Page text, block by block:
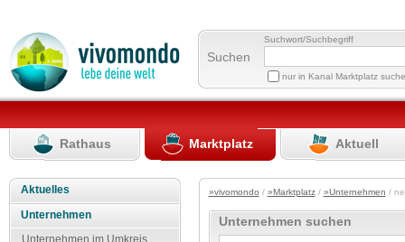
Suchen
Suchwort/Suchbegriff
nur in Kanal Marktplatz
Rathaus Marktplatz Aktuell
Aktuelles
Unternehmen
Unternehmen im Umkreis
»vivomondo / »Marktplatz/ »Unternehmen /
Unternehmen suchen